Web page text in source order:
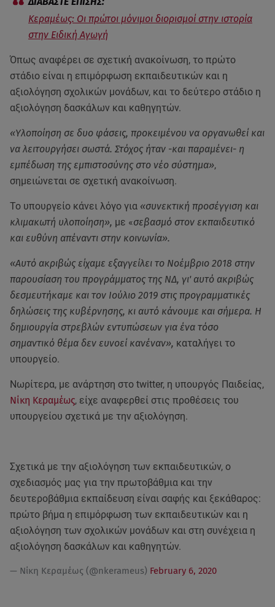
Κεραμέως: Οι πρώτοι μόνιμοι διορισμοί στην ιστορία
στην Ειδική Αγωγή
Όπως αναφέρει σε σχετική ανακοίνωση, το πρώτο
στάδιο είναι η επιμόρφωση εκπαιδευτικών και η
αξιολόγηση σχολικών μονάδων, και το δεύτερο στάδιο η
αξιολόγηση δασκάλων και καθηγητών.
«Υλοποίηση σε δυο φάσεις, προκειμένου να οργανωθεί και
να λειτουργήσει σωστά. Στόχος ήταν -και παραμένει- η
εμπέδωση της εμπιστοσύνης στο νέο σύστημα»,
σημειώνεται σε σχετική ανακοίνωση.
Το υπουργείο κάνει λόγο για «συνεκτική προσέγγιση και
κλιμακωτή υλοποίηση», με «σεβασμό στον εκπαιδευτικό
και ευθύνη απέναντι στην κοινωνία».
«Αυτό ακριβώς είχαμε εξαγγείλει το Νοέμβριο 2018 στην
παρουσίαση του προγράμματος της ΝΔ, γι' αυτό ακριβώς
δεσμευτήκαμε και τον Ιούλιο 2019 στις προγραμματικές
δηλώσεις της κυβέρνησης, κι αυτό κάνουμε και σήμερα. Η
δημιουργία στρεβλών εντυπώσεων για ένα τόσο
σημαντικό θέμα δεν ευνοεί κανέναν», καταλήγει το
υπουργείο.
Νωρίτερα, με ανάρτηση στο twitter, η υπουργός Παιδείας,
Νίκη Κεραμέως, είχε αναφερθεί στις προθέσεις του
υπουργείου σχετικά με την αξιολόγηση.
Σχετικά με την αξιολόγηση των εκπαιδευτικών, ο
σχεδιασμός μας για την πρωτοβάθμια και την
δευτεροβάθμια εκπαίδευση είναι σαφής και ξεκάθαρος:
πρώτο βήμα η επιμόρφωση των εκπαιδευτικών και η
αξιολόγηση των σχολικών μονάδων και στη συνέχεια η
αξιολόγηση δασκάλων και καθηγητών.
— Nίκη Κεραμέως (@nkerameus) February 6, 2020